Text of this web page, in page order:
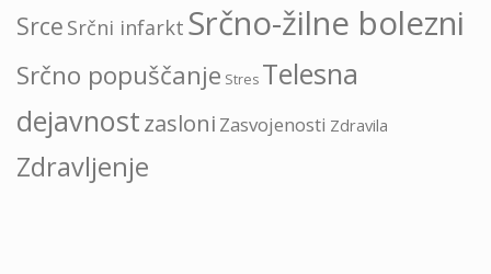
Srce Srčni infarkt Srčno-žilne bolezni
Srčno popuščanje Stres Telesna
dejavnostzasloni Zasvojenosti Zdravila
Zdravljenje